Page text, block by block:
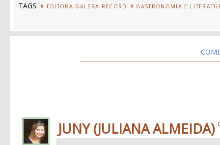
TAGS: # EDITORA GALERA RECORD # GASTRONOMIA E
JUNY (JULIANA ALMEIDA)